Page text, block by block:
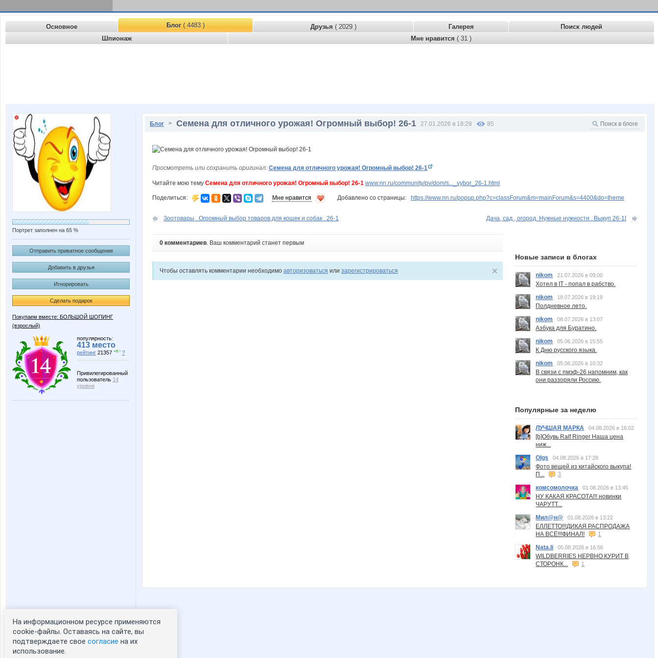
Основное Блог( 4483 ) Друзья ( 2029 ) Галерея
Поиск людей
Шпионаж
Мне нравится ( 31 )
Портрет заполнен на 65 %
Отправить приватное сообщение
Добавить в друзья
Игнорировать
Сделать подарок
Покупаем вместе: БОЛЬШОЙ ШОПИНГ
(взрослый)
популярность:
413 место
рейтинг 21357 +6 ↑ ?
Привилегированный
пользователь 14
уровня
Статистика портрета:
сейчас просматривают портрет - 0
зарегистрированные пользователи
Блог > Семена для отличного урожая! Огромный выбор! 26-1 27.01.2026 в 18:28 85
Просмотреть или сохранить оригинал: Семена для отличного урожая! Огромный выбор! 26-1
Читайте мою тему Семена для отличного урожая! Огромный выбор! 26-1 www.nn.ru/community/pv/dom/s..._vybor_26-1.html
Поделиться: Мне нравится Добавлено со страницы: https://www.nn.ru/popup.php?c=classForum&m=mainForum&s=4400&do=theme
Зоотовары . Огромный выбор товаров для кошек и собак . 26-1 Дача, сад , огород. Нужные нужности . Выкуп 26-1[
0 комментариев. Ваш комментарий станет первым
Чтобы оставлять комментарии необходимо авторизоваться или зарегистрироваться
Новые записи в блогах
nikom 21.07.2026 в 09:00
Хотел в IT - попал в рабство.
nikom
18.07.2026 в 19:19
Полдневное лето.
nikom
08.07.2026 в 13:07
Азбука для Буратино.
nikom
05.06.2026 в 15:55
К Дню русского языка.
nikom
05.06.2026 в 10:32
В связи с пмэф-26 напомним, как
они раззоряли Россию.
Популярные за неделю
ЛУЧШАЯ МАРКА 04.08.2026 в 16:02
[b]Обувь Ralf Ringer Наша цена
ниж...
Olgs
04.08.2026 в 17:28
Фото вещей из китайского выкупа!
П...
3
комсомолочка
01.08.2026 в 13:45
НУ КАКАЯ КРАСОТА!!! новинки
ЧАРУТТ...
Мил@н@
01.08.2026 в 13:22
ЕЛЛЕТТО!!!ДИКАЯ РАСПРОДАЖА
НА ВСЁ!!!ФИНАЛ!
1
Nata.li
05.08.2026 в 16:56
WILDBERRIES НЕРВНО КУРИТ В
СТОРОНК...
1
На информационном ресурсе применяются
cookie-файлы. Оставаясь на сайте, вы
подтверждаете свое согласие на их
использование.